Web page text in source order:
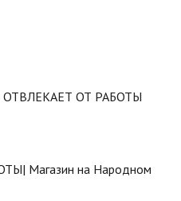
ОТ РАБОТЫ
Магазин на Народном